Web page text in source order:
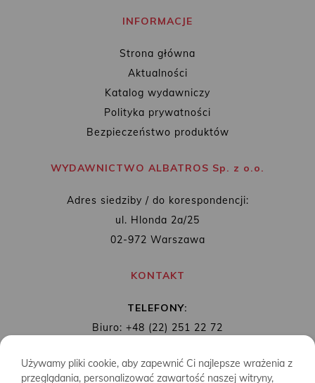
INFORMACJE
Strona główna
Aktualności
Katalog wydawniczy
Polityka prywatności
Bezpieczeństwo produktów
WYDAWNICTWO ALBATROS Sp. z o.o.
Adres siedziby / do korespondencji:
ul. Hlonda 2a/25
02-972 Warszawa
KONTAKT
TELEFONY:
Biuro: +48 (22) 251 22 72
MAIL: biuro@wydawnictwoalbatros.com
Używamy pliki cookie, aby zapewnić Ci najlepsze wrażenia z
przeglądania, personalizować zawartość naszej witryny,